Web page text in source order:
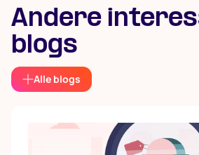
Andere
blogs
Alle blogs